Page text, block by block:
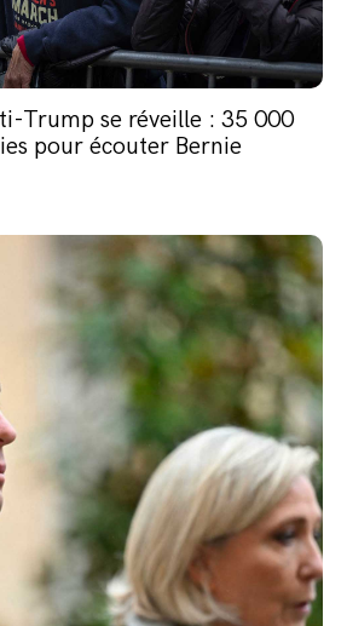
Trump se réveille : 35 000
pour écouter Bernie